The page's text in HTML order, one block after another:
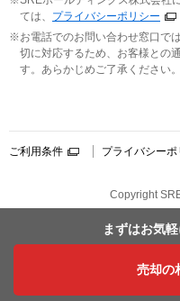
まずはお気
売却の
ては、 プライバシーポリシー
お電話でのお問い合わせ窓口で
切に対応するため、お客様との
す。あらかじめご了承ください。
ご利用条件 プライバシーポ
Copyright